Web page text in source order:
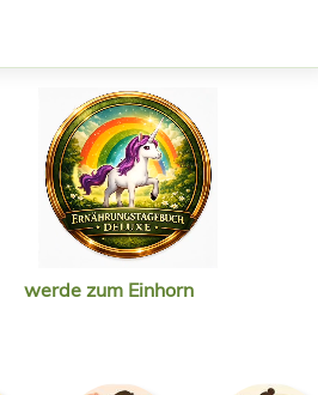
werde zum Einhorn